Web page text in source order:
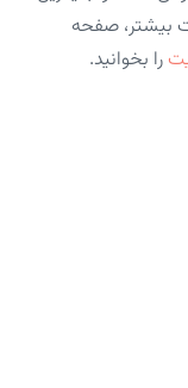
بیشتر، صفحه
را بخوانید.